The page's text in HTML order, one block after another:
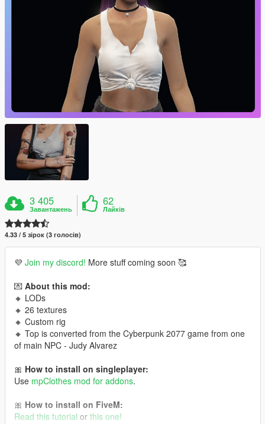
3 405
Завантажень
62
Лайків
4.33 / 5 зірок (3 голосів)
💜 Join my discord! More stuff coming soon 🥰
💌 About this mod:
🔸 LODs
🔸 26 textures
🔸 Custom rig
🔸 Top is converted from the Cyberpunk 2077 game from one
of main NPC - Judy Alvarez
🎀 How to install on singleplayer:
Use mpClothes mod for addons.
🎀 How to install on FiveM:
Read this tutorial or this one!